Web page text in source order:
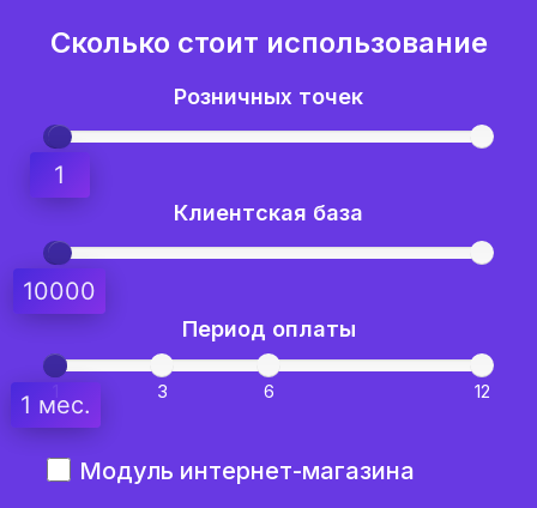
Сколько стоит использование
Розничных точек
1
Клиентская база
10000
Период оплаты
1 мес. 3 6 12
Модуль интернет-магазина